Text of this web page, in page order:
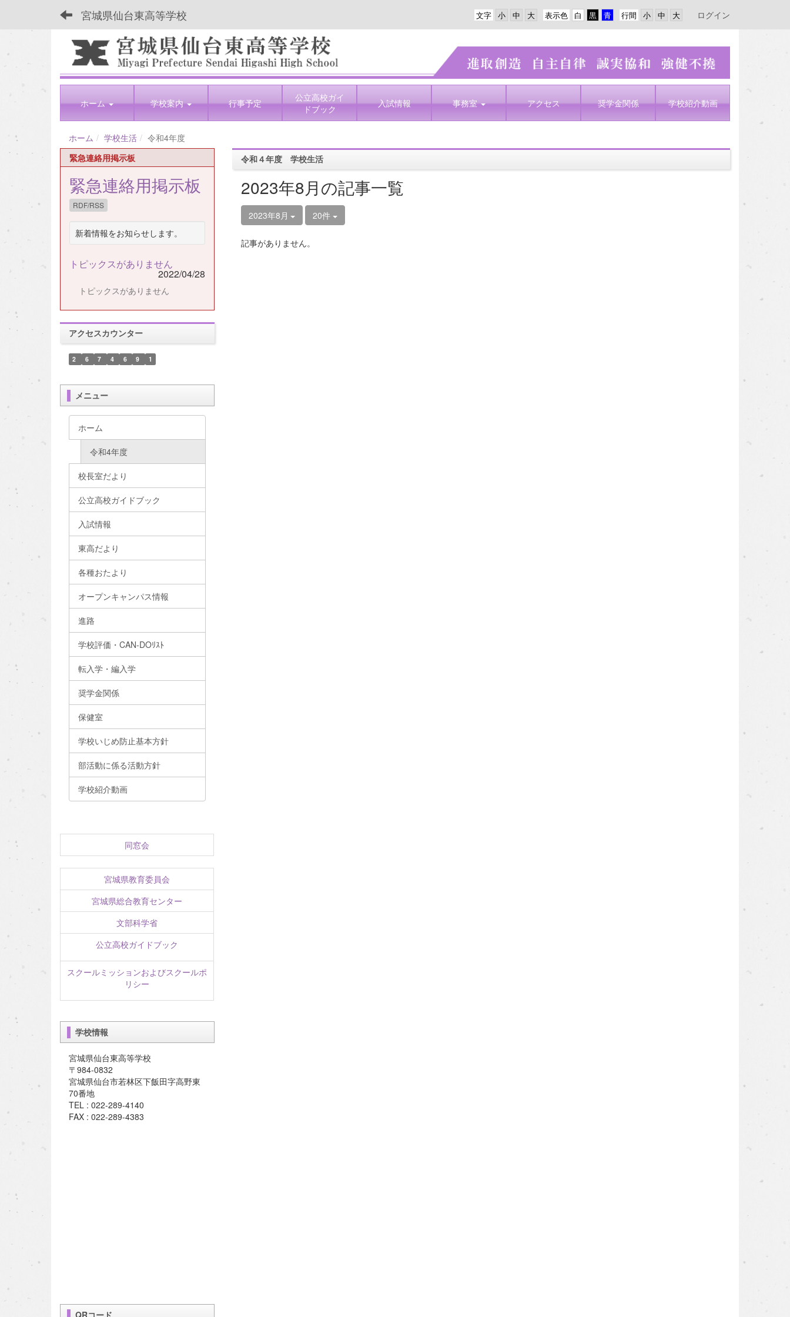
宮城県仙台東高等学校 行間
表示色
文字 ログイン
ホーム 学校案内 行事予定
公立高校ガイ
ドブック
入試情報 事務室 アクセス 奨学金関係 学校紹介動画
ホーム 学校生活
令和4年度
令和４年度 学校生活
2023年8月の記事一覧
2023年8月 20件
記事がありません。
緊急連絡用掲示板
緊急連絡用掲示板
RDF/RSS
新着情報をお知らせします。
トピックスがありません
2022/04/28
トピックスがありません
アクセスカウンター
2 6 7 4 6 9 1
メニュー
ホーム
令和4年度
校長室だより
公立高校ガイドブック
入試情報
東高だより
各種おたより
オープンキャンパス情報
進路
学校評価・CAN-DOﾘｽﾄ
転入学・編入学
奨学金関係
保健室
学校いじめ防止基本方針
部活動に係る活動方針
学校紹介動画
同窓会
宮城県教育委員会
宮城県総合教育センター
文部科学省
公立高校ガイドブック
スクールミッションおよびスクールポ
リシー
学校情報
宮城県仙台東高等学校
〒984-0832
宮城県仙台市若林区下飯田字高野東
70番地
TEL : 022-289-4140
FAX : 022-289-4383
QRコード